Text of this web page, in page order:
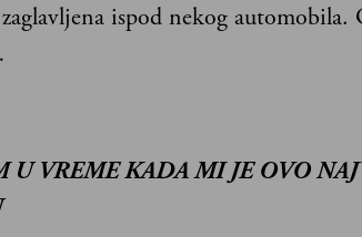
ispod nekog
U VREME KADA MI JE OVO